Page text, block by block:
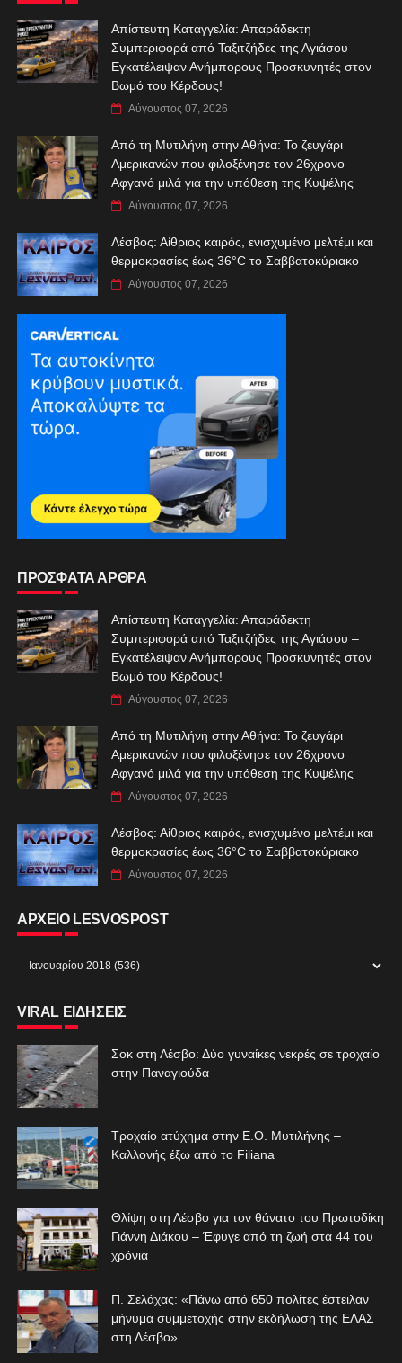
Απίστευτη Καταγγελία: Απαράδεκτη
Συμπεριφορά από Ταξιτζήδες της Αγιάσου –
Εγκατέλειψαν Ανήμπορους Προσκυνητές στον
Βωμό του Κέρδους!
Αύγουστος 07, 2026
Από τη Μυτιλήνη στην Αθήνα: Το ζευγάρι
Αμερικανών που φιλοξένησε τον 26χρονο
Αφγανό μιλά για την υπόθεση της Κυψέλης
Αύγουστος 07, 2026
Λέσβος: Αίθριος καιρός, ενισχυμένο μελτέμι και
θερμοκρασίες έως 36°C το Σαββατοκύριακο
Αύγουστος 07, 2026
ΠΡΟΣΦΑΤΑ ΑΡΘΡΑ
Απίστευτη Καταγγελία: Απαράδεκτη
Συμπεριφορά από Ταξιτζήδες της Αγιάσου –
Εγκατέλειψαν Ανήμπορους Προσκυνητές στον
Βωμό του Κέρδους!
Αύγουστος 07, 2026
Από τη Μυτιλήνη στην Αθήνα: Το ζευγάρι
Αμερικανών που φιλοξένησε τον 26χρονο
Αφγανό μιλά για την υπόθεση της Κυψέλης
Αύγουστος 07, 2026
Λέσβος: Αίθριος καιρός, ενισχυμένο μελτέμι και
θερμοκρασίες έως 36°C το Σαββατοκύριακο
Αύγουστος 07, 2026
ΑΡΧΕΙΟ LESVOSPOST
VIRAL ΕΙΔΗΣΕΙΣ
Σοκ στη Λέσβο: Δύο γυναίκες νεκρές σε τροχαίο
στην Παναγιούδα
Τροχαίο ατύχημα στην Ε.Ο. Μυτιλήνης –
Καλλονής έξω από το Filiana
Θλίψη στη Λέσβο για τον θάνατο του Πρωτοδίκη
Γιάννη Διάκου – Έφυγε από τη ζωή στα 44 του
χρόνια
Π. Σελάχας: «Πάνω από 650 πολίτες έστειλαν
μήνυμα συμμετοχής στην εκδήλωση της ΕΛΑΣ
στη Λέσβο»